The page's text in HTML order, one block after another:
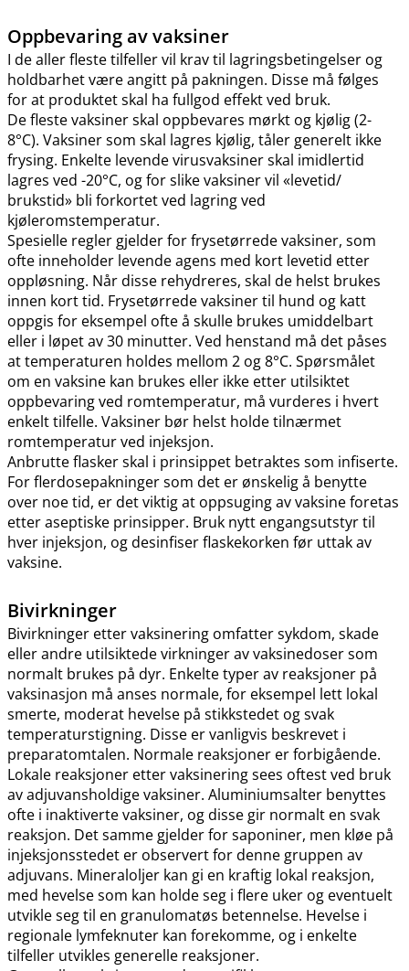
Oppbevaring av vaksiner
I de aller fleste tilfeller vil krav til lagringsbetingelser og
holdbarhet være angitt på pakningen. Disse må følges
for at produktet skal ha fullgod effekt ved bruk.
De fleste vaksiner skal oppbevares mørkt og kjølig (2-
8°C). Vaksiner som skal lagres kjølig, tåler generelt ikke
frysing. Enkelte levende virusvaksiner skal imidlertid
lagres ved -20°C, og for slike vaksiner vil «levetid​/​
brukstid» bli forkortet ved lagring ved
kjøleromstemperatur.
Spesielle regler gjelder for frysetørrede vaksiner, som
ofte inneholder levende agens med kort levetid etter
oppløsning. Når disse rehydreres, skal de helst brukes
innen kort tid. Frysetørrede vaksiner til hund og katt
oppgis for eksempel ofte å skulle brukes umiddelbart
eller i løpet av 30 minutter. Ved henstand må det påses
at temperaturen holdes mellom 2 og 8°C. Spørsmålet
om en vaksine kan brukes eller ikke etter utilsiktet
oppbevaring ved romtemperatur, må vurderes i hvert
enkelt tilfelle. Vaksiner bør helst holde tilnærmet
romtemperatur ved injeksjon.
Anbrutte flasker skal i prinsippet betraktes som infiserte.
For flerdosepakninger som det er ønskelig å benytte
over noe tid, er det viktig at oppsuging av vaksine foretas
etter aseptiske prinsipper. Bruk nytt engangsutstyr til
hver injeksjon, og desinfiser flaskekorken før uttak av
vaksine.
Bivirkninger
Bivirkninger etter vaksinering omfatter sykdom, skade
eller andre utilsiktede virkninger av vaksinedoser som
normalt brukes på dyr. Enkelte typer av reaksjoner på
vaksinasjon må anses normale, for eksempel lett lokal
smerte, moderat hevelse på stikkstedet og svak
temperaturstigning. Disse er vanligvis beskrevet i
preparatomtalen. Normale reaksjoner er forbigående.
Lokale reaksjoner etter vaksinering sees oftest ved bruk
av adjuvansholdige vaksiner. Aluminiumsalter benyttes
ofte i inaktiverte vaksiner, og disse gir normalt en svak
reaksjon. Det samme gjelder for saponiner, men kløe på
injeksjonsstedet er observert for denne gruppen av
adjuvans. Mineraloljer kan gi en kraftig lokal reaksjon,
med hevelse som kan holde seg i flere uker og eventuelt
utvikle seg til en granulomatøs betennelse. Hevelse i
regionale lymfeknuter kan forekomme, og i enkelte
tilfeller utvikles generelle reaksjoner.